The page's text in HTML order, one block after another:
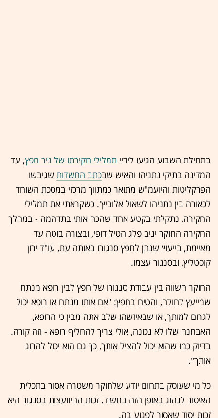
בתחילת השבוע הגיעו לידיי תמלילי חקירתו של ניר חפץ, עד
המדינה בתיקי נתניהו והאיש שבכתב החשדות שגיבשו
הפרקליטות והיועמ"ש מתואר כמתווך מרכזי במסכת השוחד
לכאורה בין נתניהו לשאול אלוביץ'. כשקראתי את תמלילי
החקירה, נתקלתי בקטע אחד שהכה אותי בתדהמה - במהלך
החקירה החוקר יניב פלג הטיל דופי, ובצורה בוטה עד
מאיימת, בייעוץ שנתן לחפץ סנגורו באותה עת, עו"ד ירון
קוסטליץ, ובסנגור עצמו.
החוקר השווה בין עבודת סנגורו של חפץ לבין רופא מנתח
שמייעץ לחולה, והטיח בחפץ: "אם אותו מנתח או רופא יכול
לגרום למותך, או שבאיזשהו שלב אתה מבין כי הרופא,
האבחנה שלו לא נכונה, אולי צריך להחליף רופא - וזה קורה.
בדיוק כמו שהוא יכול להציל אותך, כך גם הוא יכול להרוג
אותך".
כל מי שעוסק בתחום יודע שלחוקר משטרה אסור בתכלית
האיסור לנהוג באופן הזה בחשוד. זכות ההיוועצות בסנגור היא
זכות יסוד שאסור לפגוע בה.